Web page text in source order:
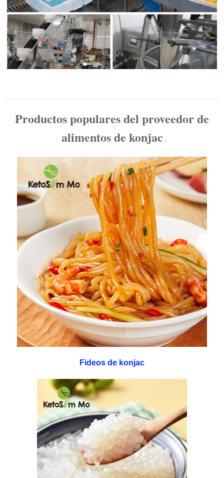
Productos populares del proveedor de
alimentos de konjac
Fideos de konjac